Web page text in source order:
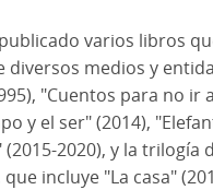
varios libros
diversos medios y
"Cuentos para no ir
y el ser" (2014),
(2015-2020), y la trilogía
incluye "La casa"